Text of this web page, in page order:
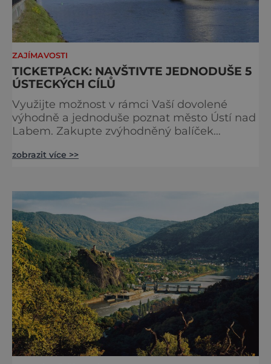
ZAJÍMAVOSTI
TICKETPACK: NAVŠTIVTE JEDNODUŠE 5
ÚSTECKÝCH CÍLŮ
Využijte možnost v rámci Vaší dovolené
výhodně a jednoduše poznat město Ústí nad
Labem. Zakupte zvýhodněný balíček
zajímavých turistických cílů s více než 40%
celodenní vstupné do venkovního areálu na
Klíši - vstupné do městského muzea -
vstupné do zrcadlového bludiště n
zobrazit více >>